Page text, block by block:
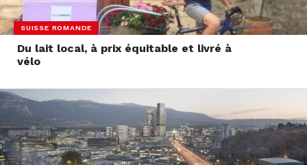
SUISSE ROMANDE
Du lait local, à prix équitable et livré à
vélo